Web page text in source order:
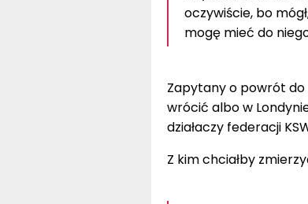
oczywiście, bo
mogę mieć do
Zapytany o powrót do
wrócić albo w
działaczy federacji
Z kim chciałby